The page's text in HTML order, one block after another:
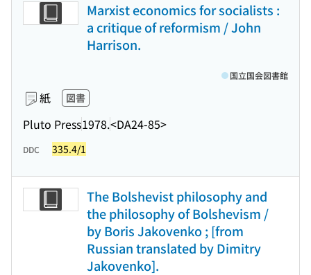
Marxist economics for socialists :
a critique of reformism / John
Harrison.
紙 図書
Pluto Press1978.<DA24-85>
国立国会図書館
DDC 335.4/1
The Bolshevist philosophy and
the philosophy of Bolshevism /
by Boris Jakovenko ; [from
Russian translated by Dimitry
Jakovenko].